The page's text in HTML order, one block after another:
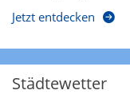
Jetzt entdecken
Städtewetter